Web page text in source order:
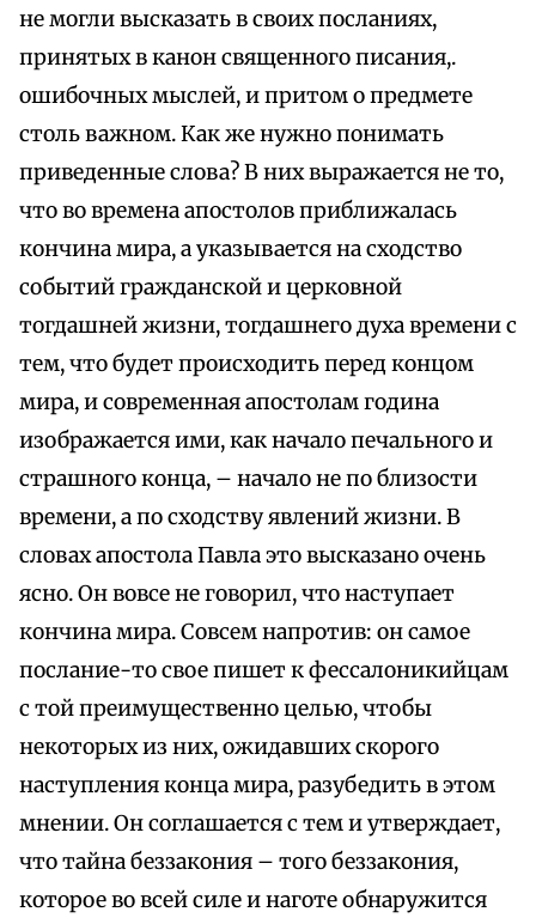
не могли высказать в своих посланиях,
принятых в канон священного писания,.
ошибочных мыслей, и притом о предмете
столь важном. Как же нужно понимать
приведенные слова? В них выражается не то,
что во времена апостолов приближалась
кончина мира, а указывается на сходство
событий гражданской и церковной
тогдашней жизни, тогдашнего духа времени с
тем, что будет происходить перед концом
мира, и современная апостолам година
изображается ими, как начало печального и
страшного конца, – начало не по близости
времени, а по сходству явлений жизни. В
словах апостола Павла это высказано очень
ясно. Он вовсе не говорил, что наступает
кончина мира. Совсем напротив: он самое
послание-то свое пишет к фессалоникийцам
с той преимущественно целью, чтобы
некоторых из них, ожидавших скорого
наступления конца мира, разубедить в этом
мнении. Он соглашается с тем и утверждает,
что тайна беззакония – того беззакония,
которое во всей силе и наготе обнаружится